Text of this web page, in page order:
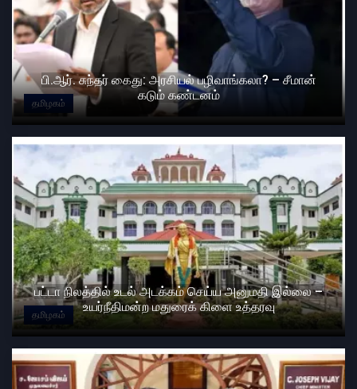
தமிழகம்
பி.ஆர். சுந்தர் கைது: அரசியல் பழிவாங்கலா? – சீமான்
கடும் கண்டனம்
தமிழகம்
பட்டா நிலத்தில் உடல் அடக்கம் செய்ய அனுமதி இல்லை –
உயர்நீதிமன்ற மதுரைக் கிளை உத்தரவு